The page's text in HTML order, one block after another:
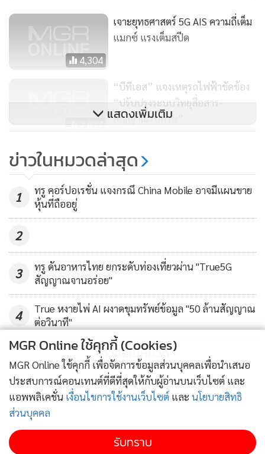
4,304
เจาะยุทธศาสตร์ 5G AIS ความถี่เต็ม
แมกซ์ แรงเต็มสปีด
2,827
“บีทีเอส” แจงเหตุรถไฟฟ้าขัดข้อง
“ปรับปรุงระบบวิทยุสื่อสาร-
สัญญาณรบกวน”
869
2600 MHz หลัง เอไอเอส - บีทีเอส
ทดสอบแล้วคลื่นไม่กวน
แสดงเพิ่มเติม
ข่าวในหมวดล่าสุด
1
ทรู คอร์ปอเรชั่น แจงกรณึ China Mobile อาจมีแผนขาย
หุ้นที่ถืออยู่
2
3
ทรู ดันอาหารไทย ยกระดับท่องเที่ยวผ่าน "True5G
สัญญาณจานอร่อย"
4
True หงายไพ่ AI ผงาดขุมทรัพย์ข้อมูล "50 ล้านสัญญาณ
ต่อวินาที"
ข่าวอื่นในหมวด
MGR Online ใช้คุกกี้ (Cookies)
MGR Online ใช้คุกกี้ เพื่อจัดการข้อมูลส่วนบุคคลเพื่อนำเสนอ
ประสบการณ์คอนเทนต์ที่ดีที่สุดให้กับผู้อ่านบนเว็บไซต์ และ
แอพพลิเคชั่น เงื่อนไขการใช้งานเว็บไซต์ และ นโยบายสิทธิ
ส่วนบุคคล
รับทราบ